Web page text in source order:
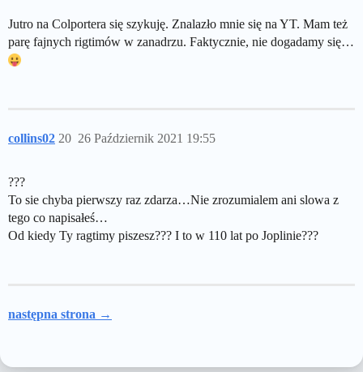
Jutro na Colportera się szykuję. Znalazło mnie się na YT. Mam też
parę fajnych rigtimów w zanadrzu. Faktycznie, nie dogadamy się…
collins02 26 Październik 2021 19:55
20
???
To sie chyba pierwszy raz zdarza…Nie zrozumialem ani slowa z
tego co napisałeś…
Od kiedy Ty ragtimy piszesz??? I to w 110 lat po Joplinie???
następna strona →